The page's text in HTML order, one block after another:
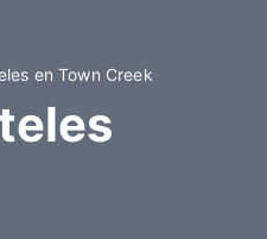
en Town Creek